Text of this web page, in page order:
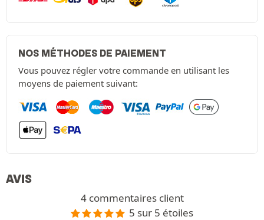
NOS MÉTHODES DE PAIEMENT
Vous pouvez régler votre commande en utilisant les
moyens de paiement suivant:
AVIS
4 commentaires client
5 sur 5 étoiles